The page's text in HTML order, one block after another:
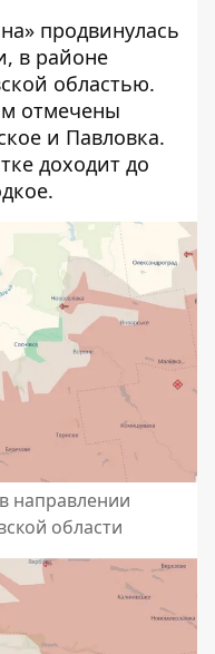
продвинулась
в районе
областью.
отмечены
и Павловка.
доходит до
направлении
области